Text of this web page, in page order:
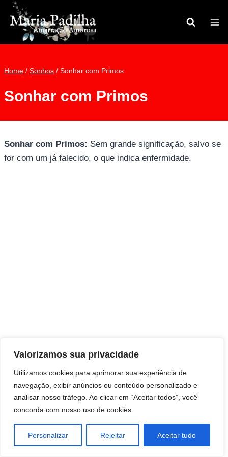
Valorizamos sua privacidade
Utilizamos cookies para aprimorar sua experiência de
navegação, exibir anúncios ou conteúdo personalizado e
analisar nosso tráfego. Ao clicar em “Aceitar todos”, você
concorda com nosso uso de cookies.
Personalizar Rejeitar Aceitar tudo
Pular
para
Conteúdo
Home / Sonhos / Sonhar com Primos
Sonhar com Primos
Sonhar com Primos: Sem grande significação, salvo se
for com um já falecido, o que indica enfermidade.
Consultas e trabalhos espirituais
Brasil - Santa Catarina - São José